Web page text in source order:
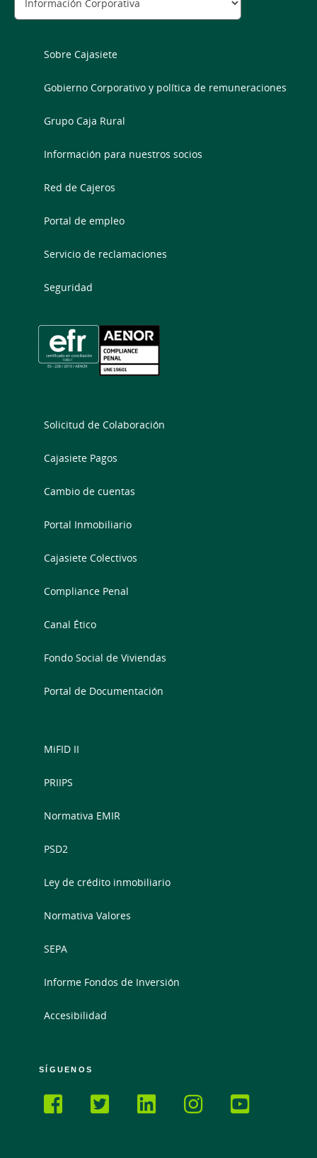
Sobre Cajasiete
Gobierno Corporativo y política de remuneraciones
Grupo Caja Rural
Información para nuestros socios
Red de Cajeros
Portal de empleo
Servicio de reclamaciones
Seguridad
Solicitud de Colaboración
Cajasiete Pagos
Cambio de cuentas
Portal Inmobiliario
Cajasiete Colectivos
Compliance Penal
Canal Ético
Fondo Social de Viviendas
Portal de Documentación
MiFID II
PRIIPS
Normativa EMIR
PSD2
Ley de crédito inmobiliario
Normativa Valores
SEPA
Informe Fondos de Inversión
Accesibilidad
SÍGUENOS